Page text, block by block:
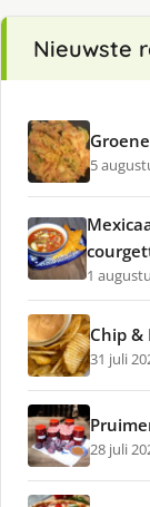
Nieuwste
5
1
Chip &
31 juli
28 juli